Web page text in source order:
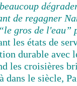
de regagner
gros de l'eau”
les états de
durable avec
les croisières
dans le siècle,